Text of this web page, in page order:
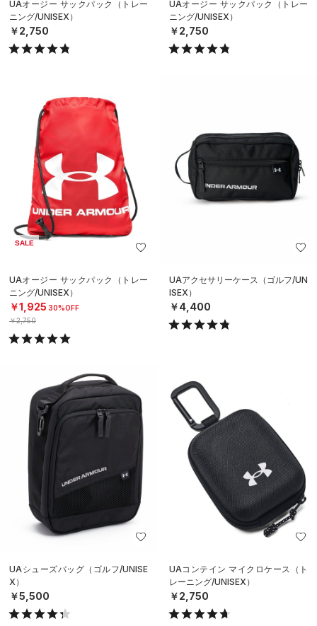
UAオージー サックパック（トレー
ニング/UNISEX）
￥2,750
UAオージー サックパック（トレー
ニング/UNISEX）
￥2,750
SALE
UAオージー サックパック（トレー
ニング/UNISEX）
￥1,925 30%OFF
￥2,750
UAアクセサリーケース（ゴルフ/UN
ISEX）
￥4,400
UAシューズバッグ（ゴルフ/UNISE
X）
￥5,500
UAコンテイン マイクロケース（ト
レーニング/UNISEX）
￥2,750